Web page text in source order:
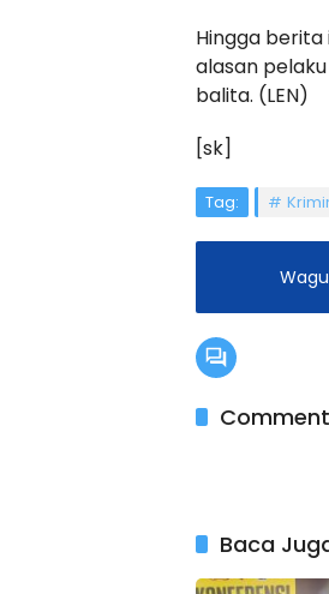
Hingga
alasan
balita. (LEN)
[sk]
Tag:
Comment
Baca